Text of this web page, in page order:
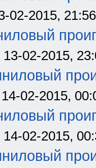
02-2015, 21:56
02-2015,
02-2015,
02-2015,